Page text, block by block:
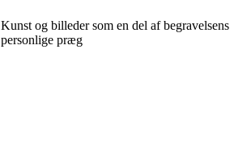
Kunst og billeder som en del af begravelsens
personlige præg